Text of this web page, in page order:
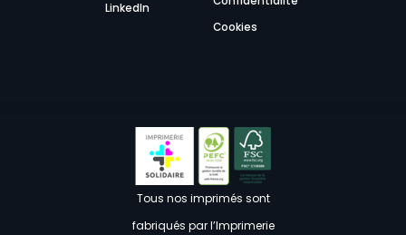
LinkedIn
Cookies
Tous nos imprimés sont
fabriqués par l’Imprimerie